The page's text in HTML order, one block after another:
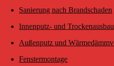
Sanierung nach Brandschaden
Innenputz- und Trockenausbau
Außenputz und
Fenstermontage